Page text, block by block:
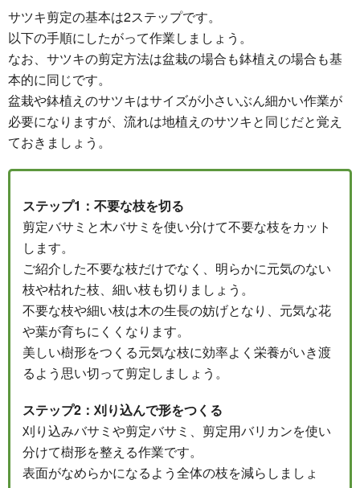
サツキ剪定の基本は2ステップです。
以下の手順にしたがって作業しましょう。
なお、サツキの剪定方法は盆栽の場合も鉢植えの場合も基
本的に同じです。
盆栽や鉢植えのサツキはサイズが小さいぶん細かい作業が
必要になりますが、流れは地植えのサツキと同じだと覚え
ておきましょう。
ステップ1：不要な枝を切る
剪定バサミと木バサミを使い分けて不要な枝をカット
します。
ご紹介した不要な枝だけでなく、明らかに元気のない
枝や枯れた枝、細い枝も切りましょう。
不要な枝や細い枝は木の生長の妨げとなり、元気な花
や葉が育ちにくくなります。
美しい樹形をつくる元気な枝に効率よく栄養がいき渡
るよう思い切って剪定しましょう。
ステップ2：刈り込んで形をつくる
刈り込みバサミや剪定バサミ、剪定用バリカンを使い
分けて樹形を整える作業です。
表面がなめらかになるよう全体の枝を減らしましょ